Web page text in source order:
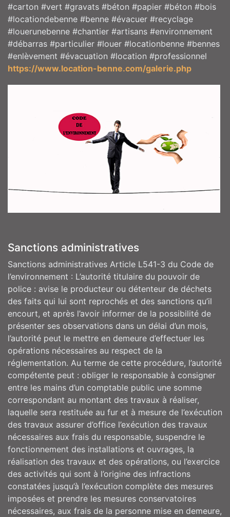
#carton #vert #gravats #béton #papier #béton #bois
#locationdebenne #benne #évacuer #recyclage
#louerunebenne #chantier #artisans #environnement
#débarras #particulier #louer #locationbenne #bennes
#enlèvement #évacuation #location #professionnel
https://www.location-benne.com/galerie.php
Sanctions administratives
Sanctions administratives Article L541-3 du Code de
l’environnement : L’autorité titulaire du pouvoir de
police : avise le producteur ou détenteur de déchets
des faits qui lui sont reprochés et des sanctions qu’il
encourt, et après l’avoir informer de la possibilité de
présenter ses observations dans un délai d’un mois,
l’autorité peut le mettre en demeure d’effectuer les
opérations nécessaires au respect de la
réglementation. Au terme de cette procédure, l’autorité
compétente peut : obliger le responsable à consigner
entre les mains d’un comptable public une somme
correspondant au montant des travaux à réaliser,
laquelle sera restituée au fur et à mesure de l’exécution
des travaux assurer d’office l’exécution des travaux
nécessaires aux frais du responsable, suspendre le
fonctionnement des installations et ouvrages, la
réalisation des travaux et des opérations, ou l’exercice
des activités qui sont à l’origine des infractions
constatées jusqu’à l’exécution complète des mesures
imposées et prendre les mesures conservatoires
nécessaires, aux frais de la personne mise en demeure,